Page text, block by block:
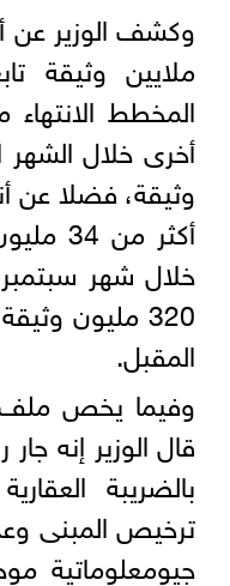
ملايين وثيقة
وثيقة، فضلا عن
خلال شهر سبتمبر
المقبل.
وفيما يخص ملف
قال الوزير إنه
بالضريبة
ترخيص المبنى
جيومعلوماتية